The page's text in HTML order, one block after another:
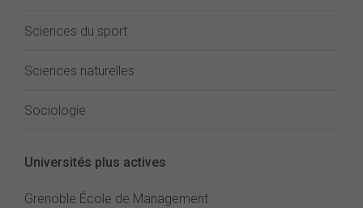
Sciences du sport
Sciences naturelles
Sociologie
Universités plus actives
Grenoble École de Management